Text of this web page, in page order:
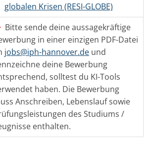
globalen Krisen (RESI-GLOBE)
Bitte sende deine aussagekräftige
in einer einzigen PDF-Datei
jobs@iph-hannover.de und
deine Bewerbung
solltest du KI-Tools
haben. Die Bewerbung
Anschreiben, Lebenslauf sowie
des Studiums /
enthalten.